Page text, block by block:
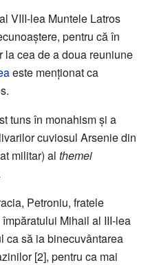
VIII-lea Muntele Latros
pentru că în
cea de a doua reuniune
este menționat ca
tuns în monahism și a
cuviosul Arsenie din
militar) al themei
Petroniu, fratele
Mihail al III-lea
ca să ia binecuvântarea
[2], pentru ca mai